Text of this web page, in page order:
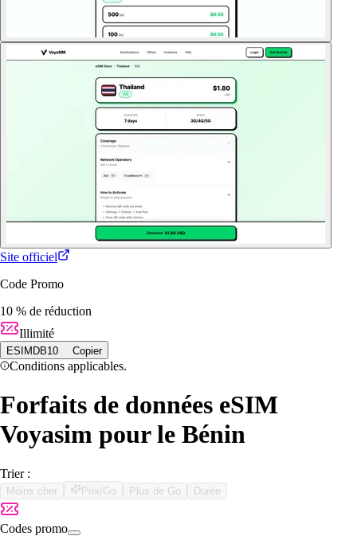
Site officiel
Code Promo
10 % de réduction
Illimité
ESIMDB10 Copier
Conditions applicables.
Forfaits de données eSIM
Voyasim pour le Bénin
Trier :
Moins cher Prix/Go Plus de Go Durée
Codes promo